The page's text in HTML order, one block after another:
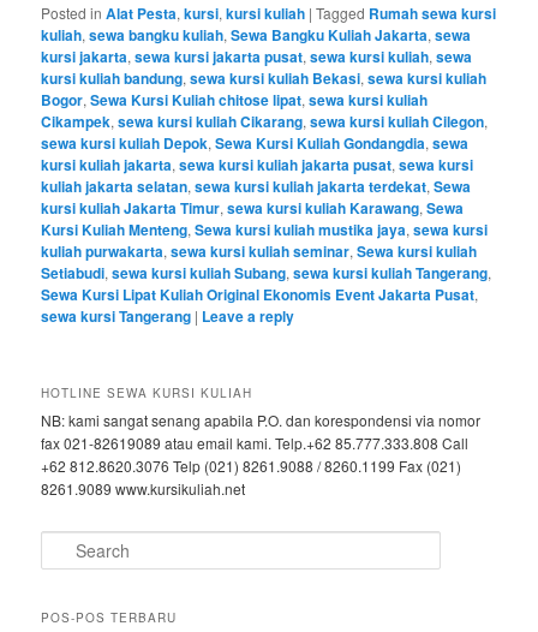
Posted in Alat Pesta,kursi,kursi kuliah |Tagged Rumah sewa kursi
kuliah,sewa bangku kuliah,Sewa Bangku Kuliah Jakarta,sewa
kursi jakarta,sewa kursi jakarta pusat,sewa kursi kuliah,sewa
kursi kuliah bandung,sewa kursi kuliah Bekasi,sewa kursi kuliah
Bogor,Sewa Kursi Kuliah chitose lipat,sewa kursi kuliah
Cikampek,sewa kursi kuliah Cikarang,sewa kursi kuliah Cilegon,
sewa kursi kuliah Depok,Sewa Kursi Kuliah Gondangdia,sewa
kursi kuliah jakarta,sewa kursi kuliah jakarta pusat,sewa kursi
kuliah jakarta selatan,sewa kursi kuliah jakarta terdekat,Sewa
kursi kuliah Jakarta Timur,sewa kursi kuliah Karawang,Sewa
Kursi Kuliah Menteng,Sewa kursi kuliah mustika jaya,sewa kursi
kuliah purwakarta,sewa kursi kuliah seminar,Sewa kursi kuliah
Setiabudi,sewa kursi kuliah Subang,sewa kursi kuliah Tangerang,
Sewa Kursi Lipat Kuliah Original Ekonomis Event Jakarta Pusat,
sewa kursi Tangerang | Leave a reply
HOTLINE SEWA KURSI KULIAH
NB: kami sangat senang apabila P.O. dan korespondensi via nomor
fax 021-82619089 atau email kami. Telp.+62 85.777.333.808 Call
+62 812.8620.3076 Telp (021) 8261.9088 / 8260.1199 Fax (021)
8261.9089 www.kursikuliah.net
Search
POS-POS TERBARU